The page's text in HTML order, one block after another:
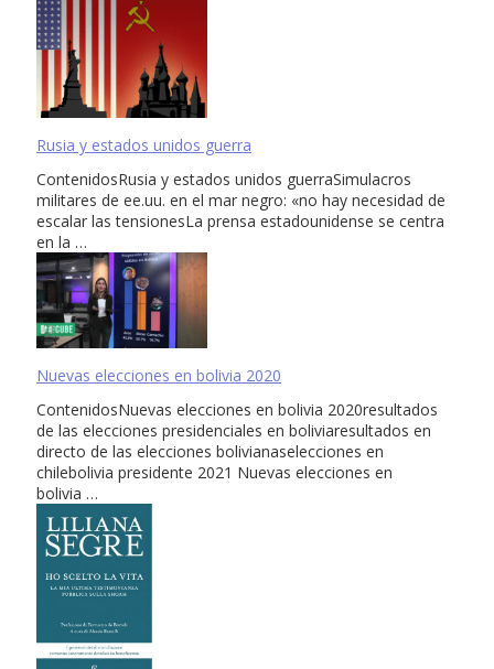
Rusia y estados unidos guerra
ContenidosRusia y estados unidos guerraSimulacros
militares de ee.uu. en el mar negro: «no hay necesidad de
escalar las tensionesLa prensa estadounidense se centra
en la …
Nuevas elecciones en bolivia 2020
ContenidosNuevas elecciones en bolivia 2020resultados
de las elecciones presidenciales en boliviaresultados en
directo de las elecciones bolivianaselecciones en
chilebolivia presidente 2021 Nuevas elecciones en
bolivia …